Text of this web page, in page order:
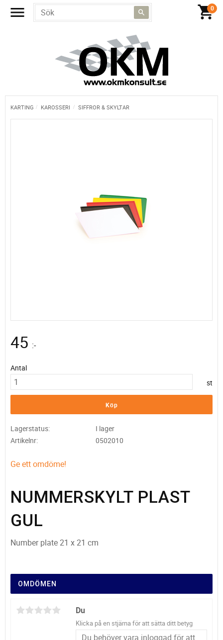
KARTING KAROSSERI SIFFROR & SKYLTAR
45 :-
Antal
st
Köp
Lagerstatus
I lager
Artikelnr
0502010
Ge ett omdöme!
NUMMERSKYLT PLAST
GUL
Number plate 21 x 21 cm
OMDÖMEN
Du
Klicka på en stjärna för att sätta ditt betyg